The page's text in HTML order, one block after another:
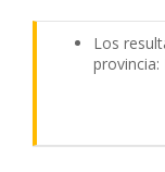
Los
provincia: